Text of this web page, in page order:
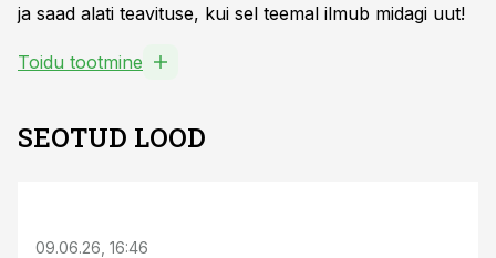
ja saad alati teavituse, kui sel teemal ilmub midagi uut!
Toidu tootmine
SEOTUD LOOD
09.06.26, 16:46